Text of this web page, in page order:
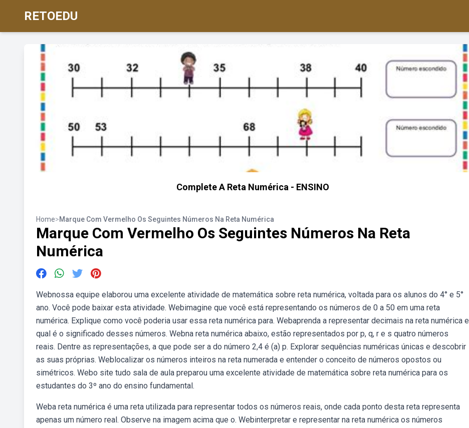
RETOEDU
Complete A Reta Numérica - ENSINO
Home>Marque Com Vermelho Os Seguintes Números Na Reta Numérica
Marque Com Vermelho Os Seguintes Números Na Reta
Numérica
Webnossa equipe elaborou uma excelente atividade de matemática sobre reta numérica, voltada para os alunos do 4° e 5°
ano. Você pode baixar esta atividade. Webimagine que você está representando os números de 0 a 50 em uma reta
numérica. Explique como você poderia usar essa reta numérica para. Webaprenda a representar decimais na reta numérica e
qual é o significado desses números. Webna reta numérica abaixo, estão representados por p, q, r e s quatro números
reais. Dentre as representações, a que pode ser a do número 2,4 é (a) p. Explorar sequências numéricas únicas e descobrir
as suas próprias. Weblocalizar os números inteiros na reta numerada e entender o conceito de números opostos ou
simétricos. Webo site tudo sala de aula preparou uma excelente atividade de matemática sobre reta numérica para os
estudantes do 3º ano do ensino fundamental.
Weba reta numérica é uma reta utilizada para representar todos os números reais, onde cada ponto desta reta representa
apenas um número real. Observe na imagem acima que o. Webinterpretar e representar na reta numérica os números